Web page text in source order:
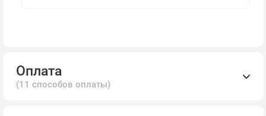
Оплата
(11 способов оплаты)